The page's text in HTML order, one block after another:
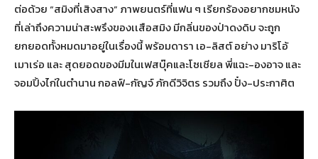
ต่อด้วย “สมิงที่เสิงสาง” ภาพยนตร์ที่แฟน ๆ เรียกร้องอยากชมหนัง
ที่เล่าถึงความน่าสะพรึงของเเสือสมิง มีกลิ่นของป่าดงดิบ จะถูก
ยกยอดทั้งหมดมาอยู่ในเรื่องนี้ พร้อมดารา เอ-ลิสต์ อย่าง มาริโอ้
เมาเร่อ และ สุดยอดของมีมในเฟสบุ๊คและโซเชียล พี่แฉะ-องอาจ และ
จอมปิ้งไก่ในตำนาน กอลฟ์-กัญจ์ ภักดีวิจิตร รวมถึง ปั๋ง-ประกาศิต